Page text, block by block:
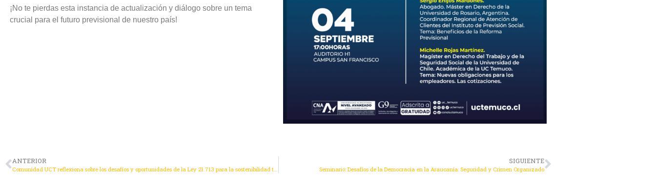
¡No te pierdas esta instancia de actualización y diálogo sobre un tema
crucial para el futuro previsional de nuestro país!
ANTERIOR SIGUIENTE
Seminario: Desafíos de la Democracia en la Araucanía: Seguridad y Crimen Organizado